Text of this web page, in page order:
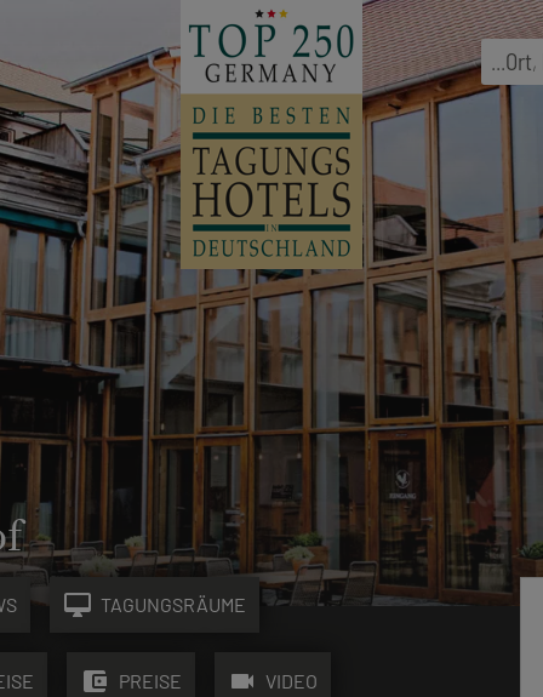
...Ort,
desktop_mac TAGUNGSRÄUME
account_balance_wallet PREISE videocam VIDEO